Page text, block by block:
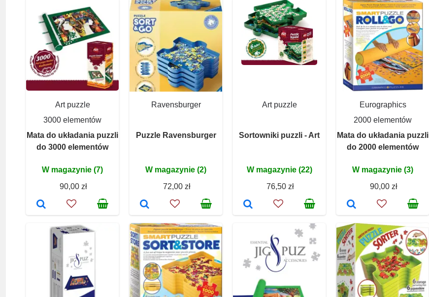
Art puzzle
3000 elementów
Mata do układania puzzli
do 3000 elementów
W magazynie (7)
90,00 zł
Ravensburger
Puzzle Ravensburger
W magazynie (2)
72,00 zł
Art puzzle
Sortowniki puzzli - Art
W magazynie (22)
76,50 zł
Eurographics
2000 elementów
Mata do układania puzzli
do 2000 elementów
W magazynie (3)
90,00 zł